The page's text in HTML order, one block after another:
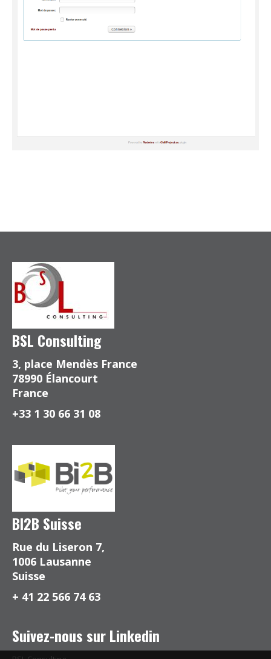
BSL Consulting
3, place Mendès France
78990 Élancourt
France
+33 1 30 66 31 08
BI2B Suisse
Rue du Liseron 7,
1006 Lausanne
Suisse
+ 41 22 566 74 63
Suivez-nous sur Linkedin